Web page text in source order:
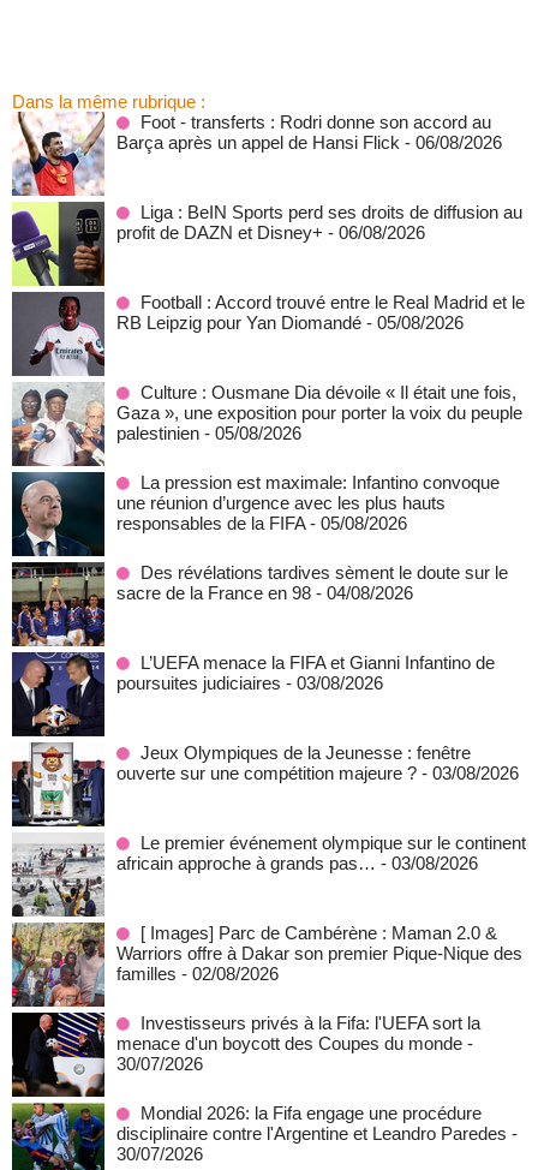
Dans la même rubrique :
Foot - transferts : Rodri donne son accord au
Barça après un appel de Hansi Flick - 06/08/2026
Liga : BeIN Sports perd ses droits de diffusion au
profit de DAZN et Disney+ - 06/08/2026
Football : Accord trouvé entre le Real Madrid et le
RB Leipzig pour Yan Diomandé - 05/08/2026
Culture : Ousmane Dia dévoile « Il était une fois,
Gaza », une exposition pour porter la voix du peuple
palestinien - 05/08/2026
La pression est maximale: Infantino convoque
une réunion d’urgence avec les plus hauts
responsables de la FIFA - 05/08/2026
Des révélations tardives sèment le doute sur le
sacre de la France en 98 - 04/08/2026
L’UEFA menace la FIFA et Gianni Infantino de
poursuites judiciaires - 03/08/2026
Jeux Olympiques de la Jeunesse : fenêtre
ouverte sur une compétition majeure ? - 03/08/2026
Le premier événement olympique sur le continent
africain approche à grands pas… - 03/08/2026
[ Images] Parc de Cambérène : Maman 2.0 &
Warriors offre à Dakar son premier Pique-Nique des
familles - 02/08/2026
Investisseurs privés à la Fifa: l'UEFA sort la
menace d'un boycott des Coupes du monde -
30/07/2026
Mondial 2026: la Fifa engage une procédure
disciplinaire contre l'Argentine et Leandro Paredes -
30/07/2026